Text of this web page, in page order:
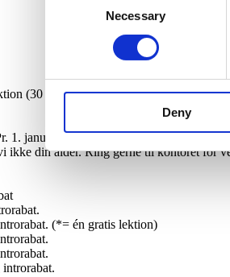
Necessary
Deny
(30 min.) til nye elever, hvis du køber
1. januar 2026 er der moms på
ikke din alder. Ring gerne til kontoret for
(*= én gratis lektion)